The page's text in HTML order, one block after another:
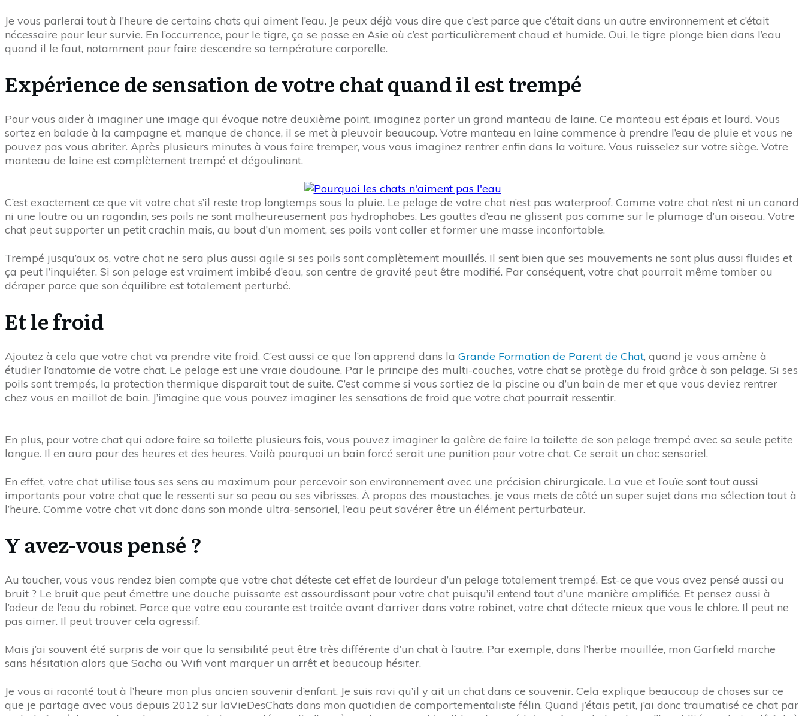
Je vous parlerai tout à l’heure de certains chats qui aiment l’eau. Je peux déjà vous dire que c’est parce que c’était dans un autre environnement et c’était
nécessaire pour leur survie. En l’occurrence, pour le tigre, ça se passe en Asie où c’est particulièrement chaud et humide. Oui, le tigre plonge bien dans l’eau
quand il le faut, notamment pour faire descendre sa température corporelle.
Expérience de sensation de votre chat quand il est trempé
Pour vous aider à imaginer une image qui évoque notre deuxième point, imaginez porter un grand manteau de laine. Ce manteau est épais et lourd. Vous
sortez en balade à la campagne et, manque de chance, il se met à pleuvoir beaucoup. Votre manteau en laine commence à prendre l’eau de pluie et vous ne
pouvez pas vous abriter. Après plusieurs minutes à vous faire tremper, vous vous imaginez rentrer enfin dans la voiture. Vous ruisselez sur votre siège. Votre
manteau de laine est complètement trempé et dégoulinant.
C’est exactement ce que vit votre chat s’il reste trop longtemps sous la pluie. Le pelage de votre chat n’est pas waterproof. Comme votre chat n’est ni un canard
ni une loutre ou un ragondin, ses poils ne sont malheureusement pas hydrophobes. Les gouttes d’eau ne glissent pas comme sur le plumage d’un oiseau. Votre
chat peut supporter un petit crachin mais, au bout d’un moment, ses poils vont coller et former une masse inconfortable.
Trempé jusqu’aux os, votre chat ne sera plus aussi agile si ses poils sont complètement mouillés. Il sent bien que ses mouvements ne sont plus aussi fluides et
ça peut l’inquiéter. Si son pelage est vraiment imbibé d’eau, son centre de gravité peut être modifié. Par conséquent, votre chat pourrait même tomber ou
déraper parce que son équilibre est totalement perturbé.
Et le froid
Ajoutez à cela que votre chat va prendre vite froid. C’est aussi ce que l’on apprend dans la Grande Formation de Parent de Chat, quand je vous amène à
étudier l’anatomie de votre chat. Le pelage est une vraie doudoune. Par le principe des multi-couches, votre chat se protège du froid grâce à son pelage. Si ses
poils sont trempés, la protection thermique disparait tout de suite. C’est comme si vous sortiez de la piscine ou d’un bain de mer et que vous deviez rentrer
chez vous en maillot de bain. J’imagine que vous pouvez imaginer les sensations de froid que votre chat pourrait ressentir.
En plus, pour votre chat qui adore faire sa toilette plusieurs fois, vous pouvez imaginer la galère de faire la toilette de son pelage trempé avec sa seule petite
langue. Il en aura pour des heures et des heures. Voilà pourquoi un bain forcé serait une punition pour votre chat. Ce serait un choc sensoriel.
En effet, votre chat utilise tous ses sens au maximum pour percevoir son environnement avec une précision chirurgicale. La vue et l’ouïe sont tout aussi
importants pour votre chat que le ressenti sur sa peau ou ses vibrisses. À propos des moustaches, je vous mets de côté un super sujet dans ma sélection tout à
l’heure. Comme votre chat vit donc dans son monde ultra-sensoriel, l’eau peut s’avérer être un élément perturbateur.
Y avez-vous pensé ?
Au toucher, vous vous rendez bien compte que votre chat déteste cet effet de lourdeur d’un pelage totalement trempé. Est-ce que vous avez pensé aussi au
bruit ? Le bruit que peut émettre une douche puissante est assourdissant pour votre chat puisqu’il entend tout d’une manière amplifiée. Et pensez aussi à
l’odeur de l’eau du robinet. Parce que votre eau courante est traitée avant d’arriver dans votre robinet, votre chat détecte mieux que vous le chlore. Il peut ne
pas aimer. Il peut trouver cela agressif.
Mais j’ai souvent été surpris de voir que la sensibilité peut être très différente d’un chat à l’autre. Par exemple, dans l’herbe mouillée, mon Garfield marche
sans hésitation alors que Sacha ou Wifi vont marquer un arrêt et beaucoup hésiter.
Je vous ai raconté tout à l’heure mon plus ancien souvenir d’enfant. Je suis ravi qu’il y ait un chat dans ce souvenir. Cela explique beaucoup de choses sur ce
que je partage avec vous depuis 2012 sur laVieDesChats dans mon quotidien de comportementaliste félin. Quand j’étais petit, j’ai donc traumatisé ce chat par